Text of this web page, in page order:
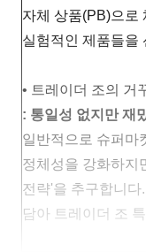
자체 상품(PB)으로
실험적인 제품들을
• 트레이더 조의 거
: 통일성 없지만 재
일반적으로 슈퍼마
정체성을 강화하지
전략'을 추구합니
담아 트레이더 조